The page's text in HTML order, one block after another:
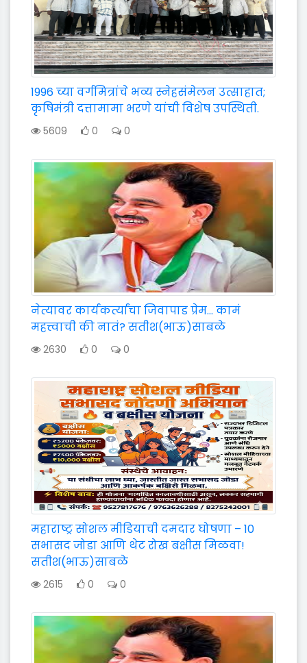
1996 च्या वर्गमित्रांचे भव्य स्नेहसंमेलन उत्साहात;
कृषिमंत्री दत्तामामा भरणे यांची विशेष उपस्थिती.
5609 0 0
नेत्यावर कार्यकर्त्यांचा जिवापाड प्रेम... कामं
महत्त्वाची की नातं? सतीश(भाऊ)साबळे
2630 0 0
महाराष्ट्र सोशल मीडियाची दमदार घोषणा – 10
सभासद जोडा आणि थेट रोख बक्षीस मिळवा!
सतीश(भाऊ)साबळे
2615 0 0